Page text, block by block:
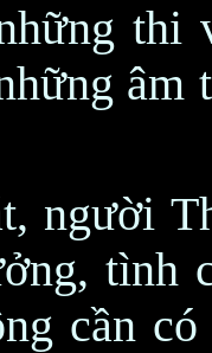
thi
âm
người
tình
cần